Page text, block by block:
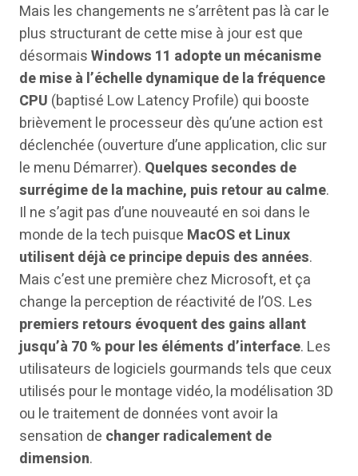
Mais les changements ne s’arrêtent pas là car le
plus structurant de cette mise à jour est que
désormaisWindows 11 adopte un mécanisme
de mise à l’échelle dynamique de la fréquence
CPU (baptisé Low Latency Profile) qui booste
brièvement le processeur dès qu’une action est
déclenchée (ouverture d’une application, clic sur
le menu Démarrer). Quelques secondes de
surrégime de la machine, puis retour au calme.
Il ne s’agit pas d’une nouveauté en soi dans le
monde de la tech puisque MacOS et Linux
utilisent déjà ce principe depuis des années.
Mais c’est une première chez Microsoft, et ça
change la perception de réactivité de l’OS. Les
premiers retours évoquent des gains allant
jusqu’à 70 % pour les éléments d’interface. Les
utilisateurs de logiciels gourmands tels que ceux
utilisés pour le montage vidéo, la modélisation 3D
ou le traitement de données vont avoir la
sensation de changer radicalement de
dimension.